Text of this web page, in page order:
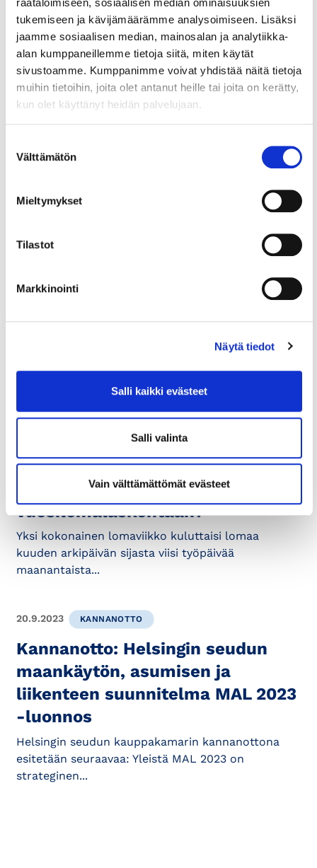
tukemiseen ja kävijämäärämme analysoimiseen. Lisäksi
jaamme sosiaalisen median, mainosalan ja analytiikka-
alan kumppaneillemme tietoja siitä, miten käytät
sivustoamme. Kumppanimme voivat yhdistää näitä tietoja
muihin tietoihin, joita olet antanut heille tai joita on kerätty,
kun olet käyttänyt heidän palvelujaan.
valinta
Välttämätön
Mieltymykset
Tilastot
Markkinointi
Näytä tiedot
Salli kaikki evästeet
Salli valinta
Vain välttämättömät evästeet
Lue myös
4.9.2025 DATAJURIDIIKKA
Neuvontapalvelut: EU:n
alkaa – uusia velvoitteita ja
soveltamisala ja keskeisimmät velvoitteet. Samalla
15.1.2025 VIIKON KYSYMYS
Viikon kysymys: Voimmeko
työnantajana päättää siirtyä
viisipäiväiseen
vuosilomalaskentaan?
Yksi kokonainen lomaviikko kuluttaisi lomaa
kuuden arkipäivän sijasta viisi työpäivää
maanantaista...
20.9.2023 KANNANOTTO
Kannanotto: Helsingin seudun
maankäytön, asumisen ja
liikenteen suunnitelma MAL 2023
-luonnos
Helsingin seudun kauppakamarin kannanottona
esitetään seuraavaa: Yleistä MAL 2023 on
strateginen...